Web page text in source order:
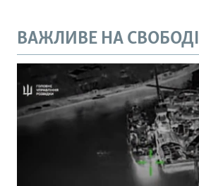
ВАЖЛИВЕ НА СВОБОДІ